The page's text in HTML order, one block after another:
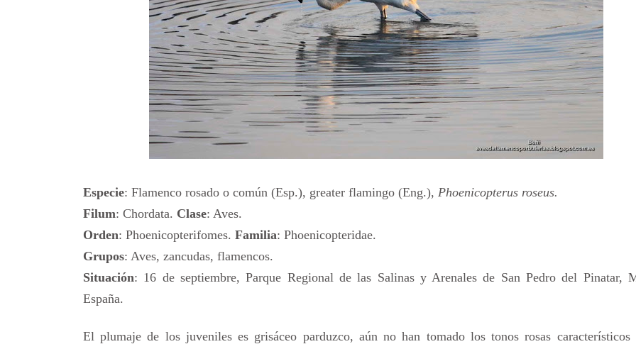
Especie: Flamenco rosado o común (Esp.), greater flamingo (Eng.), Phoenicopterus roseus.
Filum: Chordata. Clase: Aves.
Orden: Phoenicopterifomes. Familia: Phoenicopteridae.
Grupos: Aves, zancudas, flamencos.
Situación: 16 de septiembre, Parque Regional de las Salinas y Arenales de San Pedro del Pinatar,
España.
El plumaje de los juveniles es grisáceo parduzco, aún no han tomado los tonos rosas característicos